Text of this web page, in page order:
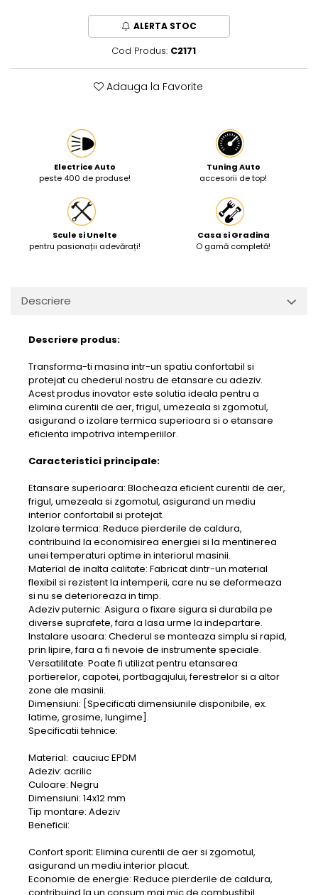
Protectia muncii
Scule Pneumatice
Tunuri de caldura si aeroteme
Utilaje constructie
ALERTA STOC
Cod Produs: C2171
Adauga la Favorite
Electrice Auto
peste 400 de produse!
Tuning Auto
accesorii de top!
Scule si Unelte
pentru pasionații adevărați!
Casa si Gradina
O gamă completă!
Descriere
Descriere produs:
Transforma-ti masina intr-un spatiu confortabil si
protejat cu chederul nostru de etansare cu adeziv.
Acest produs inovator este solutia ideala pentru a
elimina curentii de aer, frigul, umezeala si zgomotul,
asigurand o izolare termica superioara si o etansare
eficienta impotriva intemperiilor.
Caracteristici principale:
Etansare superioara: Blocheaza eficient curentii de aer,
frigul, umezeala si zgomotul, asigurand un mediu
interior confortabil si protejat.
Izolare termica: Reduce pierderile de caldura,
contribuind la economisirea energiei si la mentinerea
unei temperaturi optime in interiorul masinii.
Material de inalta calitate: Fabricat dintr-un material
flexibil si rezistent la intemperii, care nu se deformeaza
si nu se deterioreaza in timp.
Adeziv puternic: Asigura o fixare sigura si durabila pe
diverse suprafete, fara a lasa urme la indepartare.
Instalare usoara: Chederul se monteaza simplu si rapid,
prin lipire, fara a fi nevoie de instrumente speciale.
Versatilitate: Poate fi utilizat pentru etansarea
portierelor, capotei, portbagajului, ferestrelor si a altor
zone ale masinii.
Dimensiuni: [Specificati dimensiunile disponibile, ex.
latime, grosime, lungime].
Specificatii tehnice:
Material: cauciuc EPDM
Adeziv: acrilic
Culoare: Negru
Dimensiuni: 14x12 mm
Tip montare: Adeziv
Beneficii:
Confort sporit: Elimina curentii de aer si zgomotul,
asigurand un mediu interior placut.
Economie de energie: Reduce pierderile de caldura,